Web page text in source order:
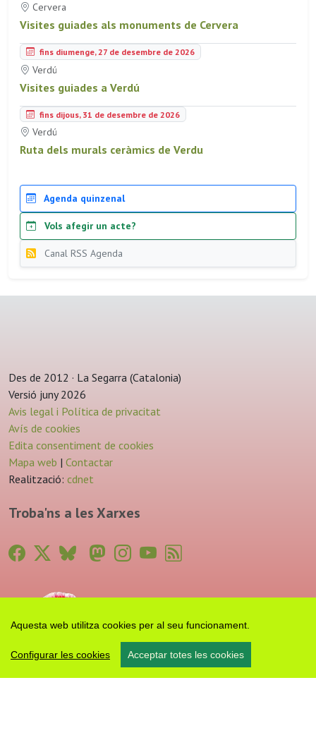
Aquesta web utilitza cookies per al seu funcionament.
Configurar les cookies Acceptar totes les cookies
Cervera
Visites guiades als monuments de Cervera
fins diumenge, 27 de desembre de 2026
Verdú
Visites guiades a Verdú
fins dijous, 31 de desembre de 2026
Verdú
Ruta dels murals ceràmics de Verdu
Agenda quinzenal
Vols afegir un acte?
Canal RSS Agenda
Des de 2012 · La Segarra (Catalonia)
Versió juny 2026
Avis legal i Política de privacitat
Avís de cookies
Edita consentiment de cookies
Mapa web | Contactar
Realització: cdnet
Troba'ns a les Xarxes